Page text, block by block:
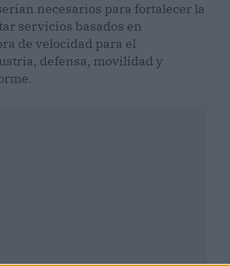
necesarios para fortalecer la
servicios basados en
de velocidad para el
defensa, movilidad y